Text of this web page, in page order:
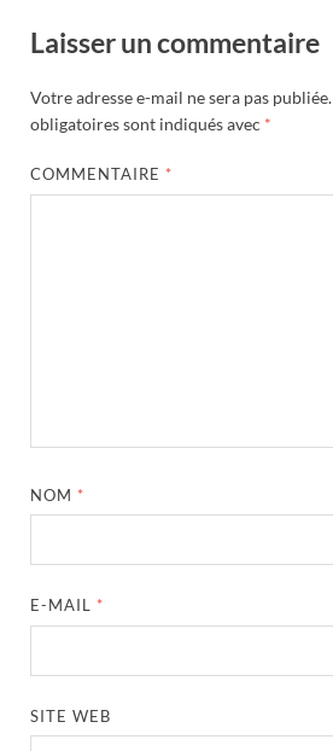
Laisser un commentaire
Votre adresse e-mail ne sera pas publiée.
obligatoires sont indiqués avec *
COMMENTAIRE *
NOM *
E-MAIL *
SITE WEB